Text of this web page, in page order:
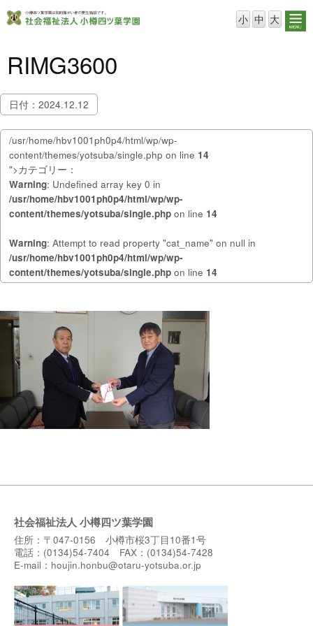
小 中 大
RIMG3600
日付：2024.12.12
/usr/home/hbv1001ph0p4/html/wp/wp-
content/themes/yotsuba/single.php on line 14
">カテゴリー：
Warning: Undefined array key 0 in
/usr/home/hbv1001ph0p4/html/wp/wp-
content/themes/yotsuba/single.php on line 14
Warning: Attempt to read property "cat_name" on null in
/usr/home/hbv1001ph0p4/html/wp/wp-
content/themes/yotsuba/single.php on line 14
社会福祉法人 小樽四ツ葉学園
住所：〒047-0156 小樽市桜3丁目10番1号
電話：(0134)54-7404 FAX：(0134)54-7428
E-mail： houjin.honbu@otaru-yotsuba.or.jp